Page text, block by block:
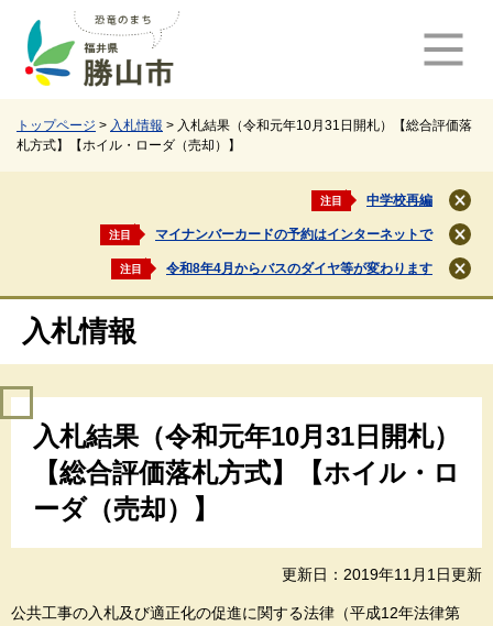
トップページ > 入札情報 > 入札結果（令和元年10月31日開札）【総合評価落
札方式】【ホイル・ローダ（売却）】
注目 中学校再編
閉
じ
る
注目 マイナンバーカードの予約はインターネットで
閉
じ
る
注目 令和8年4月からバスのダイヤ等が変わります
閉
じ
入札情報
入札結果（令和元年10月31日開札）
【総合評価落札方式】【ホイル・ロ
ーダ（売却）】
更新日：2019年11月1日更新
公共工事の入札及び適正化の促進に関する法律（平成12年法律第